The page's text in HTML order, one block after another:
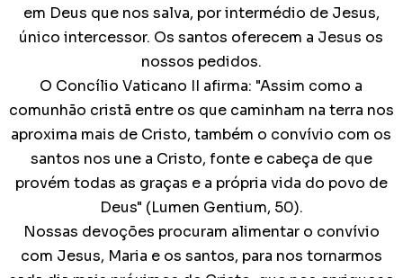
em Deus que nos salva, por intermédio de Jesus,
único intercessor. Os santos oferecem a Jesus os
nossos pedidos.
O Concílio Vaticano II afirma: "Assim como a
comunhão cristã entre os que caminham na terra nos
aproxima mais de Cristo, também o convívio com os
santos nos une a Cristo, fonte e cabeça de que
provém todas as graças e a própria vida do povo de
Deus" (Lumen Gentium, 50).
Nossas devoções procuram alimentar o convívio
com Jesus, Maria e os santos, para nos tornarmos